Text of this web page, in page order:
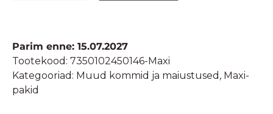
Maasikas
ja
Virsik-
Parim enne: 15.07.2027
Tootekood: 7350102450146-Maxi
Kategooriad: Muud kommid ja maiustused , Maxi-
pakid